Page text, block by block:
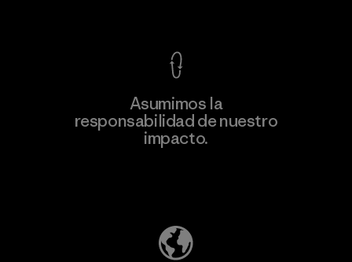
información
Asumimos la
responsabilidad de nuestro
impacto.